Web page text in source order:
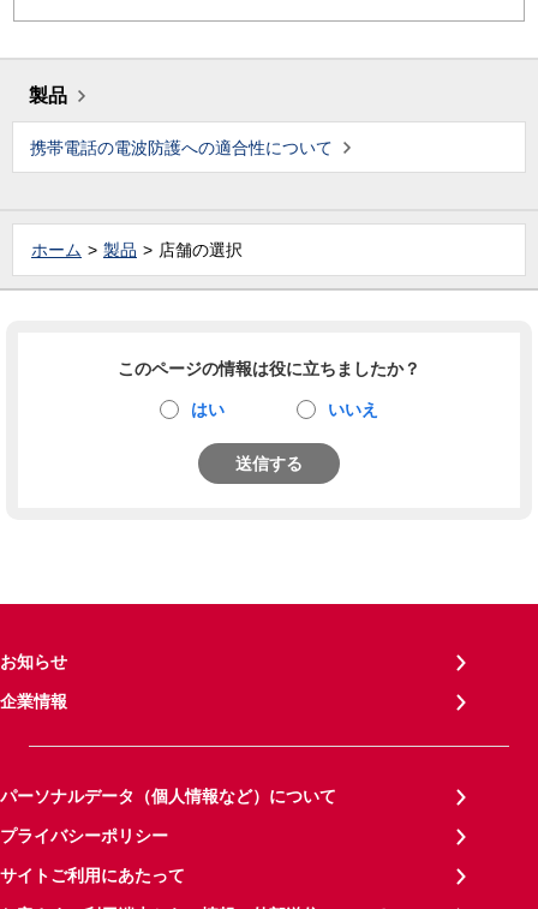
製品
携帯電話の電波防護への適合性について
ホーム 製品 店舗の選択
このページの情報は役に立ちましたか？
はい いいえ
送信する
お知らせ
企業情報
パーソナルデータ（個人情報など）について
プライバシーポリシー
サイトご利用にあたって